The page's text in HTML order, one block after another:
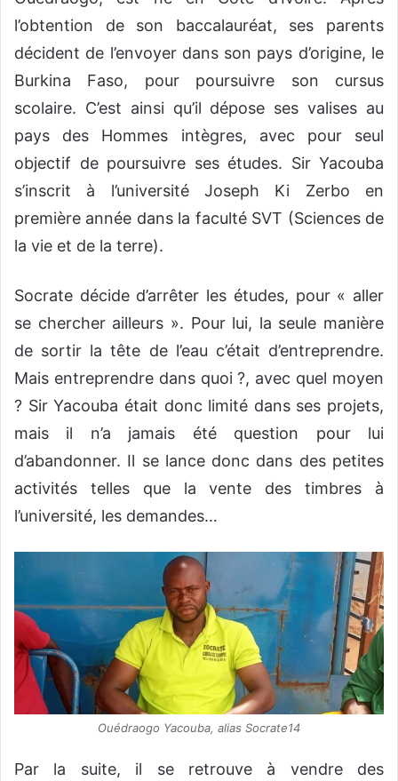
l’obtention de son baccalauréat, ses parents
décident de l’envoyer dans son pays d’origine, le
Burkina Faso, pour poursuivre son cursus
scolaire. C’est ainsi qu’il dépose ses valises au
pays des Hommes intègres, avec pour seul
objectif de poursuivre ses études. Sir Yacouba
s’inscrit à l’université Joseph Ki Zerbo en
première année dans la faculté SVT (Sciences de
la vie et de la terre).
Socrate décide d’arrêter les études, pour « aller
se chercher ailleurs ». Pour lui, la seule manière
de sortir la tête de l’eau c’était d’entreprendre.
Mais entreprendre dans quoi ?, avec quel moyen
? Sir Yacouba était donc limité dans ses projets,
mais il n’a jamais été question pour lui
d’abandonner. Il se lance donc dans des petites
activités telles que la vente des timbres à
l’université, les demandes…
Ouédraogo Yacouba, alias Socrate14
Par la suite, il se retrouve à vendre des